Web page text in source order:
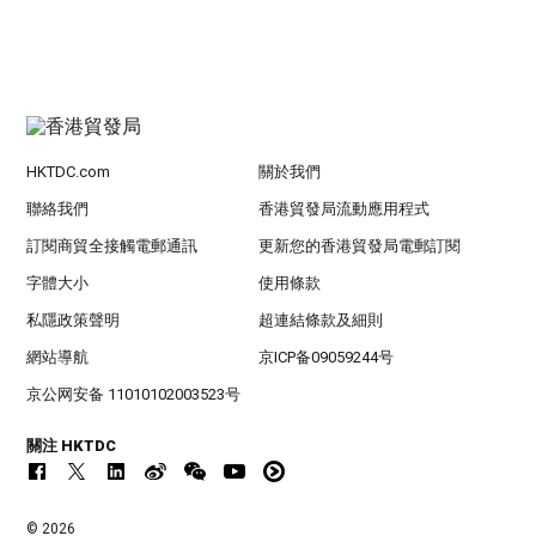
HKTDC.com 關於我們
聯絡我們 香港貿發局流動應用程式
訂閱商貿全接觸電郵通訊 更新您的香港貿發局電郵訂閱
字體大小 使用條款
私隱政策聲明 超連結條款及細則
網站導航 京ICP备09059244号
京公网安备 11010102003523号
關注 HKTDC
© 2026